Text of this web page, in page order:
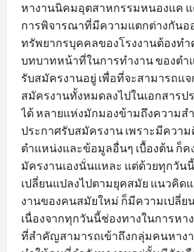
หางานนิคมอุตสาหกรรมหนองแค
การพิจารณาที่มีความแตกต่างกันอ
ทรัพยากรบุคคลของโรงงานต้องทำ
บทบาทหน้าที่ในการทำงาน ของตำ
รับสมัครงานอยู่ เพื่อที่จะสามารถแจ
สมัครงานทั้งหมดลงไปในเอกสารป
ได้ หลายแห่งมักมองข้ามถึงความ
ประกาศรับสมัครงาน เพราะมีควา
ตำแหน่งและข้อมูลอื่นๆ เบื้องต้น ก็
มัครงานเองนั่นแหละ แต่ด้วยทุกวัน
เปลี่ยนแปลงไปตามยุคสมัย แนวคิด
งานของคนสมัยใหม่ ก็มีความเปลี่ย
เนื่องจากทุกวันนี้ช่องทางในการหา
ที่สำคัญสามารถเข้าถึงกลุ่มคนหาง